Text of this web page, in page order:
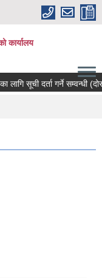
कार्यालय
सूची दर्ता गर्ने सम्वन्धी